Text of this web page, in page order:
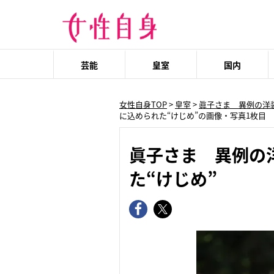
芸能 皇室 国内
女性自身TOP> 皇室> 眞子さま 異例の洋
に込められた“けじめ”の画像・写真1枚目
眞子さま 異例の
た“けじめ”